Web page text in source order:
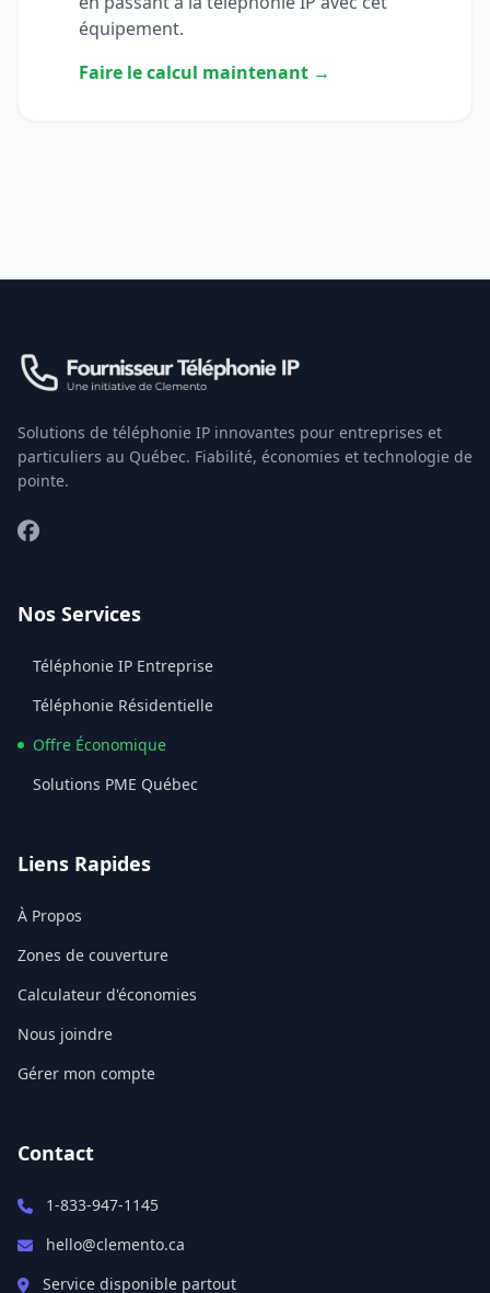
équipement.
Faire le calcul maintenant →
Solutions de téléphonie IP innovantes pour entreprises et
particuliers au Québec. Fiabilité, économies et technologie de
pointe.
Facebook
Nos Services
Téléphonie IP Entreprise
Téléphonie Résidentielle
Offre Économique
Solutions PME Québec
Liens Rapides
À Propos
Zones de couverture
Calculateur d'économies
Nous joindre
Gérer mon compte
Contact
1-833-947-1145
hello@clemento.ca
Service disponible partout